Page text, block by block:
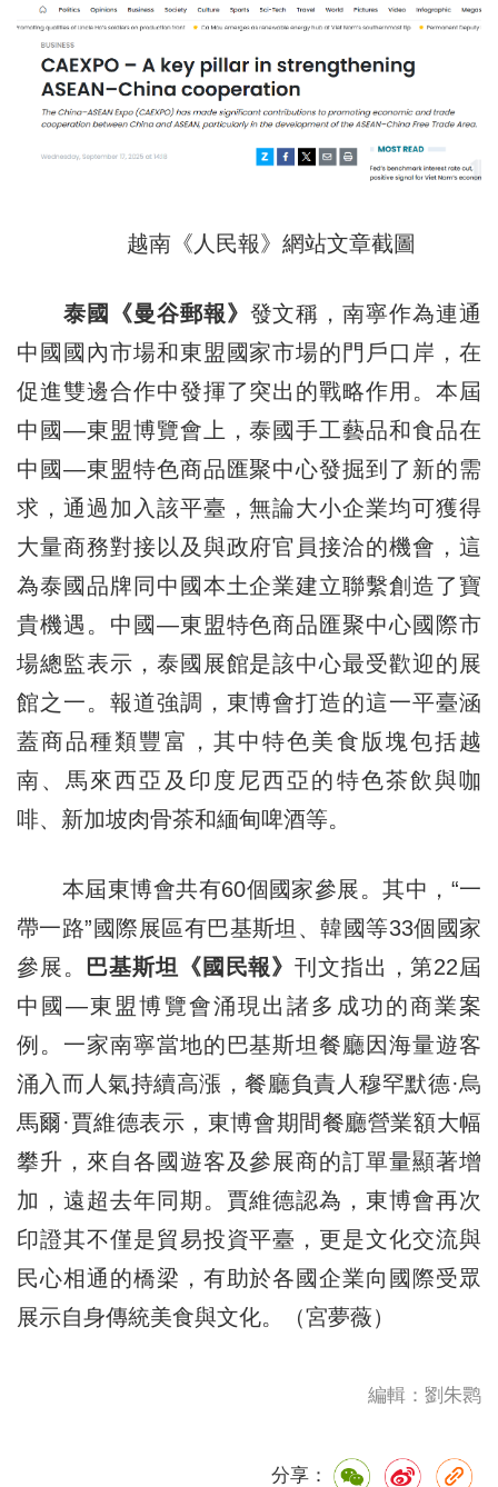
越南《人民報》網站文章截圖
泰國《曼谷郵報》 發文稱，南寧作為連通
中國國內市場和東盟國家市場的門戶口岸，在
促進雙邊合作中發揮了突出的戰略作用。本屆
中國—東盟博覽會上，泰國手工藝品和食品在
中國—東盟特色商品匯聚中心發掘到了新的需
求，通過加入該平臺，無論大小企業均可獲得
大量商務對接以及與政府官員接洽的機會，這
為泰國品牌同中國本土企業建立聯繫創造了寶
貴機遇。中國—東盟特色商品匯聚中心國際市
場總監表示，泰國展館是該中心最受歡迎的展
館之一。報道強調，東博會打造的這一平臺涵
蓋商品種類豐富，其中特色美食版塊包括越
南、馬來西亞及印度尼西亞的特色茶飲與咖
啡、新加坡肉骨茶和緬甸啤酒等。
本屆東博會共有60個國家參展。其中，“一
帶一路”國際展區有巴基斯坦、韓國等33個國家
參展。
巴基斯坦《國民報》刊文指出，第22屆
中國—東盟博覽會涌現出諸多成功的商業案
例。一家南寧當地的巴基斯坦餐廳因海量遊客
涌入而人氣持續高漲，餐廳負責人穆罕默德·烏
馬爾·賈維德表示，東博會期間餐廳營業額大幅
攀升，來自各國遊客及參展商的訂單量顯著增
加，遠超去年同期。賈維德認為，東博會再次
印證其不僅是貿易投資平臺，更是文化交流與
民心相通的橋梁，有助於各國企業向國際受眾
展示自身傳統美食與文化。（宮夢薇）
編輯：劉朱鹮
分享：